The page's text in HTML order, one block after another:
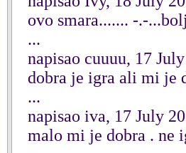
ovo smara....... -.-
...
napisao cuuuu, 17
dobra je igra ali mi je
...
napisao iva, 17 July
malo mi je dobra . ne